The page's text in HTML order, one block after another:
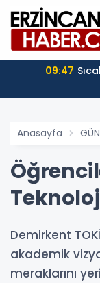
09:47
Anasayfa
Demirkent
akademik
meraklarını